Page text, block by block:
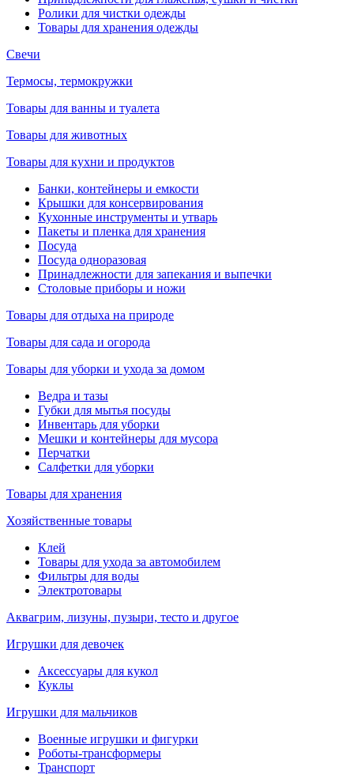
Ролики для чистки одежды
Товары для хранения одежды
Свечи
Термосы, термокружки
Товары для ванны и туалета
Товары для животных
Товары для кухни и продуктов
Банки, контейнеры и емкости
Крышки для консервирования
Кухонные инструменты и утварь
Пакеты и пленка для хранения
Посуда
Посуда одноразовая
Принадлежности для запекания и выпечки
Столовые приборы и ножи
Товары для отдыха на природе
Товары для сада и огорода
Товары для уборки и ухода за домом
Ведра и тазы
Губки для мытья посуды
Инвентарь для уборки
Мешки и контейнеры для мусора
Перчатки
Салфетки для уборки
Товары для хранения
Хозяйственные товары
Клей
Товары для ухода за автомобилем
Фильтры для воды
Электротовары
Аквагрим, лизуны, пузыри, тесто и другое
Игрушки для девочек
Аксессуары для кукол
Куклы
Игрушки для мальчиков
Военные игрушки и фигурки
Роботы-трансформеры
Транспорт